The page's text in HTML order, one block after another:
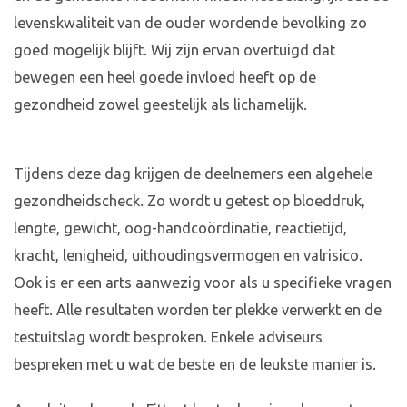
levenskwaliteit van de ouder wordende bevolking zo
goed mogelijk blijft. Wij zijn ervan overtuigd dat
bewegen een heel goede invloed heeft op de
gezondheid zowel geestelijk als lichamelijk.
Tijdens deze dag krijgen de deelnemers een algehele
gezondheidscheck. Zo wordt u getest op bloeddruk,
lengte, gewicht, oog-handcoördinatie, reactietijd,
kracht, lenigheid, uithoudingsvermogen en valrisico.
Ook is er een arts aanwezig voor als u specifieke vragen
heeft. Alle resultaten worden ter plekke verwerkt en de
testuitslag wordt besproken. Enkele adviseurs
bespreken met u wat de beste en de leukste manier is.